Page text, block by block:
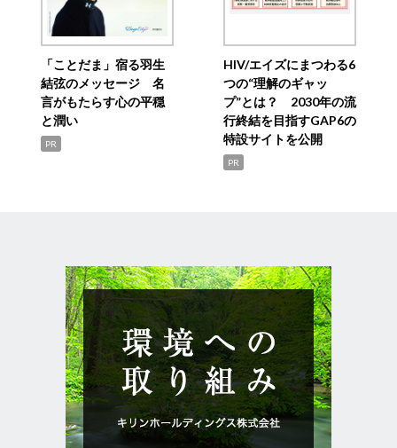
「ことだま」宿る羽生
結弦のメッセージ 名
言がもたらす心の平穏
と潤い
PR
HIV/エイズにまつわる6
つの“理解のギャッ
プ”とは？ 2030年の流
行終結を目指すGAP6の
特設サイトを公開
PR